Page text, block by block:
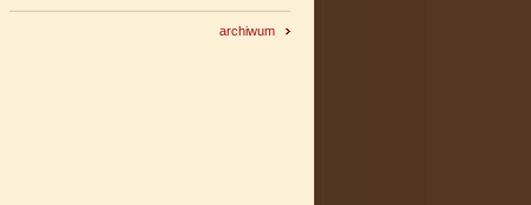
za
archiwum